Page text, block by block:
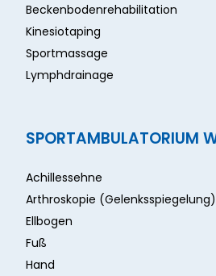
Beckenbodenrehabilitation
Kinesiotaping
Sportmassage
Lymphdrainage
SPORTAMBULATORIUM
Achillessehne
Arthroskopie (Gelenksspiegelung)
Ellbogen
Fuß
Hand